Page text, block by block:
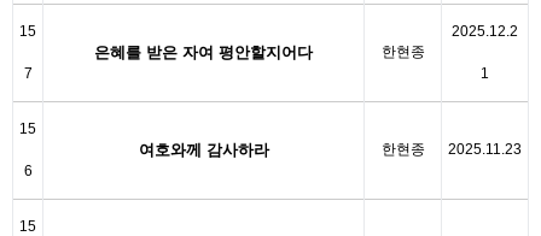
15
7
은혜를 받은 자여 평안할지어다 한현종
2025.12.2
1
15
6
여호와께 감사하라 한현종 2025.11.23
15